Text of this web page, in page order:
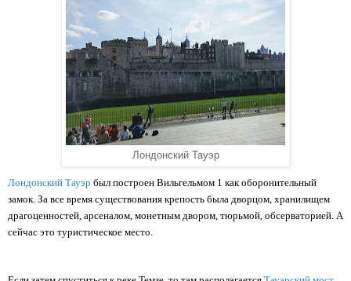
Лондонский Тауэр
Лондонский Тауэр был построен Вильгельмом 1 как оборонительный
замок. За все время существования крепость была дворцом, хранилищем
драгоценностей, арсеналом, монетным двором, тюрьмой, обсерваторией. А
сейчас это туристическое место.